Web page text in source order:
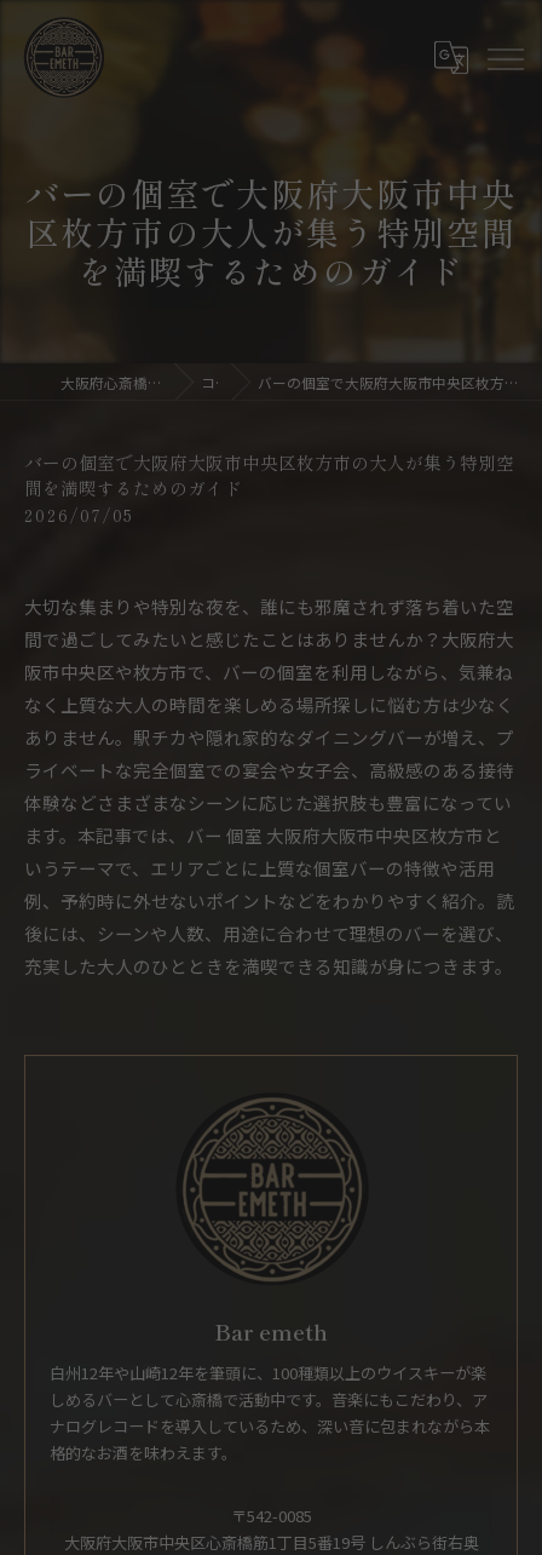
バーの個室で大阪府大阪市中央
区枚方市の大人が集う特別空間
を満喫するためのガイド
大阪府心斎橋のバーならBar emeth コラム バーの個室で大阪府大阪市中央区枚方市の大人が集う特別空間を満喫するためのガイド
バーの個室で大阪府大阪市中央区枚方市の大人が集う特別空
間を満喫するためのガイド
2026/07/05
大切な集まりや特別な夜を、誰にも邪魔されず落ち着いた空
間で過ごしてみたいと感じたことはありませんか？大阪府大
阪市中央区や枚方市で、バーの個室を利用しながら、気兼ね
なく上質な大人の時間を楽しめる場所探しに悩む方は少なく
ありません。駅チカや隠れ家的なダイニングバーが増え、プ
ライベートな完全個室での宴会や女子会、高級感のある接待
体験などさまざまなシーンに応じた選択肢も豊富になってい
ます。本記事では、バー 個室 大阪府大阪市中央区枚方市と
いうテーマで、エリアごとに上質な個室バーの特徴や活用
例、予約時に外せないポイントなどをわかりやすく紹介。読
後には、シーンや人数、用途に合わせて理想のバーを選び、
充実した大人のひとときを満喫できる知識が身につきます。
Bar emeth
白州12年や山崎12年を筆頭に、100種類以上のウイスキーが楽
しめるバーとして心斎橋で活動中です。音楽にもこだわり、ア
ナログレコードを導入しているため、深い音に包まれながら本
格的なお酒を味わえます。
〒542-0085
大阪府大阪市中央区心斎橋筋1丁目5番19号 しんぶら街右奥